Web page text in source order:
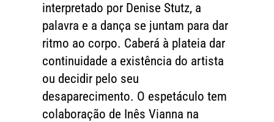
interpretado por Denise Stutz, a
palavra e a dança se juntam para dar
ritmo ao corpo. Caberá à plateia dar
continuidade a existência do artista
ou decidir pelo seu
desaparecimento. O espetáculo tem
colaboração de Inês Vianna na